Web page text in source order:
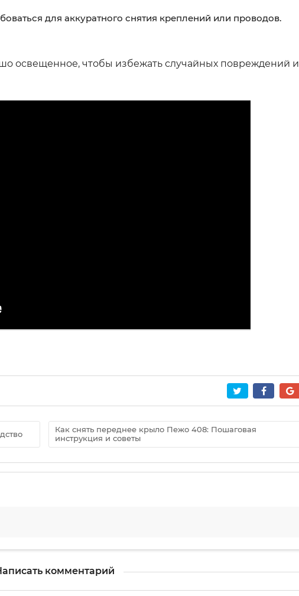
для аккуратного снятия креплений или проводов.
освещенное, чтобы избежать случайных повреждений и
Как снять переднее крыло Пежо 408: Пошаговая
инструкция и советы
комментарий